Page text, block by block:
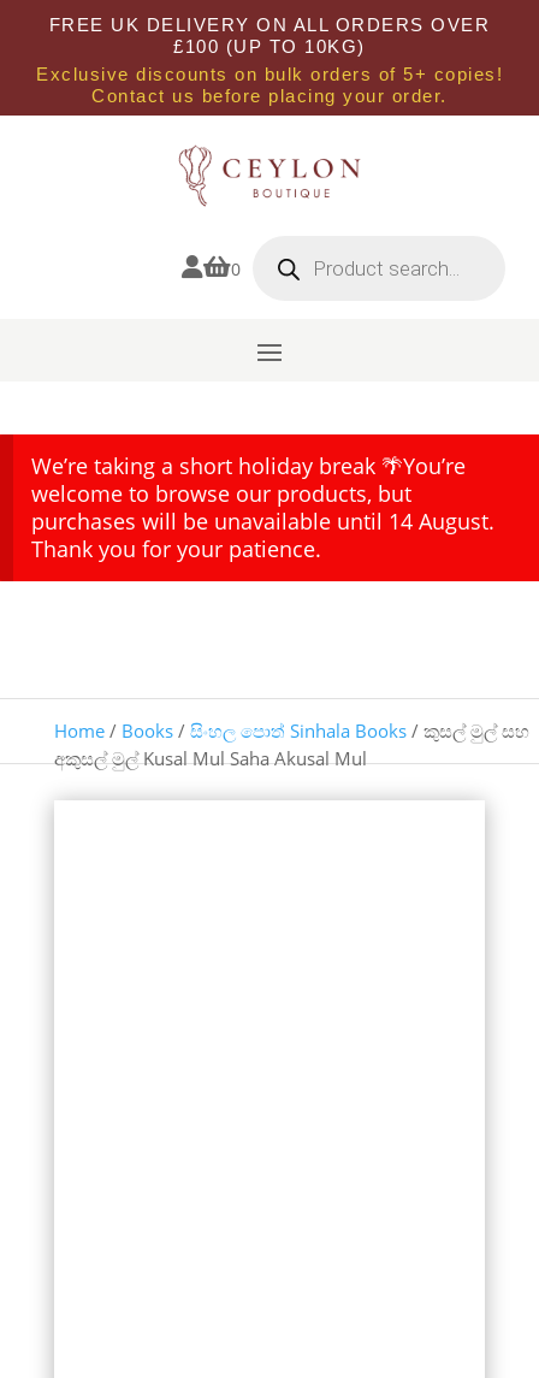
FREE UK DELIVERY ON ALL ORDERS OVER
£100 (UP TO 10KG)
Exclusive discounts on bulk orders of 5+ copies!
Contact us before placing your order.
0 search
We’re taking a short holiday break 🌴You’re
welcome to browse our products, but
purchases will be unavailable until 14 August.
Thank you for your patience.
Home/ Books/ සිංහල පොත් Sinhala Books/ කුසල් මුල් සහ
අකුසල් මුල් Kusal Mul Saha Akusal Mul